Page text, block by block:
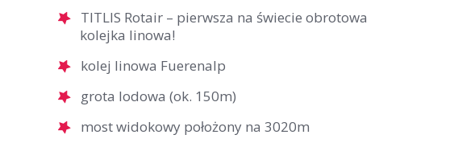
TITLIS Rotair – pierwsza na świecie obrotowa
kolejka linowa!
kolej linowa Fuerenalp
grota lodowa (ok. 150m)
most widokowy położony na 3020m